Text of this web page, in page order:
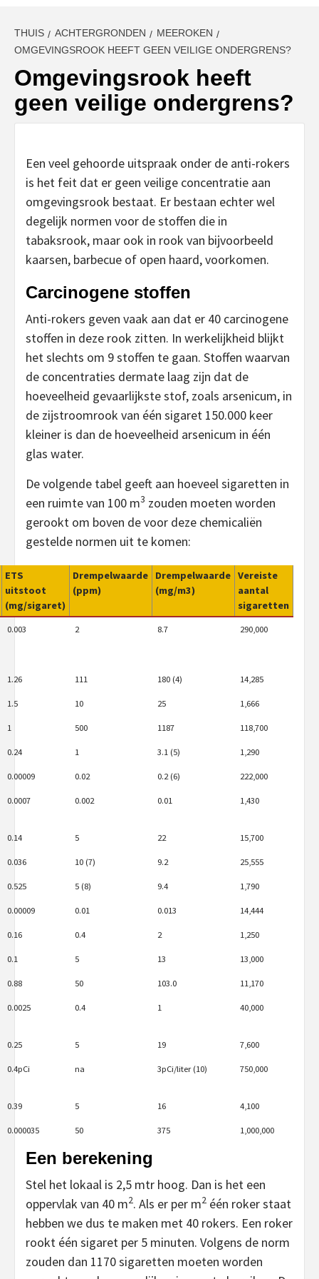
THUIS ACHTERGRONDEN
MEEROKEN
OMGEVINGSROOK HEEFT GEEN VEILIGE ONDERGRENS?
Omgevingsrook heeft
geen veilige ondergrens?
Een veel gehoorde uitspraak onder de anti-rokers
is het feit dat er geen veilige concentratie aan
omgevingsrook bestaat. Er bestaan echter wel
degelijk normen voor de stoffen die in
tabaksrook, maar ook in rook van bijvoorbeeld
kaarsen, barbecue of open haard, voorkomen.
Carcinogene stoffen
Anti-rokers geven vaak aan dat er 40 carcinogene
stoffen in deze rook zitten. In werkelijkheid blijkt
het slechts om 9 stoffen te gaan. Stoffen waarvan
de concentraties dermate laag zijn dat de
hoeveelheid gevaarlijkste stof, zoals arsenicum, in
de zijstroomrook van één sigaret 150.000 keer
kleiner is dan de hoeveelheid arsenicum in één
glas water.
De volgende tabel geeft aan hoeveel sigaretten in
een ruimte van 100 m3 zouden moeten worden
gerookt om boven de voor deze chemicaliën
gestelde normen uit te komen:
ETS
uitstoot
(mg/sigaret)
Drempelwaarde
(ppm)
Drempelwaarde
(mg/m3)
Vereiste
aantal
sigaretten
0.003 2 8.7 290,000
1.26 111 180 (4) 14,285
1.5 10 25 1,666
1 500 1187 118,700
0.24 1 3.1 (5) 1,290
0.00009 0.02 0.2 (6) 222,000
0.0007 0.002 0.01 1,430
0.14 5 22 15,700
0.036 10 (7) 9.2 25,555
0.525 5 (8) 9.4 1,790
0.00009 0.01 0.013 14,444
0.16 0.4 2 1,250
0.1 5 13 13,000
0.88 50 103.0 11,170
0.0025 0.4 1 40,000
0.25 5 19 7,600
0.4pCi na 3pCi/liter (10) 750,000
0.39 5 16 4,100
0.000035 50 375 1,000,000
Een berekening
Stel het lokaal is 2,5 mtr hoog. Dan is het een
oppervlak van 40 m2. Als er per m2 één roker staat
hebben we dus te maken met 40 rokers. Een roker
rookt één sigaret per 5 minuten. Volgens de norm
zouden dan 1170 sigaretten moeten worden